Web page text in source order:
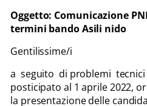
Oggetto: Comunicazione
termini bando Asili nido
Gentilissime/i
a seguito di problemi
posticipato al 1 aprile 2022,
la presentazione delle